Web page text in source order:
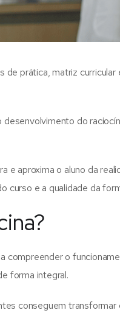
prática, matriz
do
e aproxima o aluno da
curso e a qualidade da
compreender o
forma integral.
conseguem